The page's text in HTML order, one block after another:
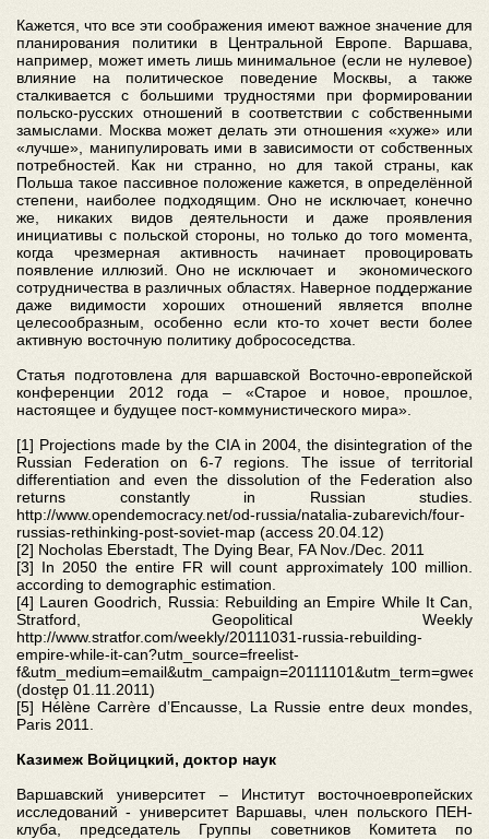
Кажется, что все эти соображения имеют важное значение для
планирования политики в Центральной Европе. Варшава,
например, может иметь лишь минимальное (если не нулевое)
влияние на политическое поведение Москвы, а также
сталкивается с большими трудностями при формировании
польско-русских отношений в соответствии с собственными
замыслами. Москва может делать эти отношения «хуже» или
«лучше», манипулировать ими в зависимости от собственных
потребностей. Как ни странно, но для такой страны, как
Польша такое пассивное положение кажется, в определённой
степени, наиболее подходящим. Оно не исключает, конечно
же, никаких видов деятельности и даже проявления
инициативы с польской стороны, но только до того момента,
когда чрезмерная активность начинает провоцировать
появление иллюзий. Оно не исключает и экономического
сотрудничества в различных областях. Наверное поддержание
даже видимости хороших отношений является вполне
целесообразным, особенно если кто-то хочет вести более
активную восточную политику добрососедства.
Статья подготовлена для варшавской Восточно-европейской
конференции 2012 года – «Старое и новое, прошлое,
настоящее и будущее пост-коммунистического мира».
[1] Projections made by the CIA in 2004, the disintegration of the
Russian Federation on 6-7 regions. The issue of territorial
differentiation and even the dissolution of the Federation also
returns constantly in Russian studies.
http://www.opendemocracy.net/od-russia/natalia-zubarevich/four-
russias-rethinking-post-soviet-map (access 20.04.12)
[2] Nocholas Eberstadt, The Dying Bear, FA Nov./Dec. 2011
[3] In 2050 the entire FR will count approximately 100 million.
according to demographic estimation.
[4] Lauren Goodrich, Russia: Rebuilding an Empire While It Can,
Stratford, Geopolitical Weekly
http://www.stratfor.com/weekly/20111031-russia-rebuilding-
empire-while-it-can?utm_source=freelist-
(dostęp 01.11.2011)
[5] Hélène Carrère d’Encausse, La Russie entre deux mondes,
Paris 2011.
Казимеж Войцицкий, доктор наук
Варшавский университет – Институт восточноевропейских
исследований - университет Варшавы, член польского ПЕН-
клуба, председатель Группы советников Комитета по